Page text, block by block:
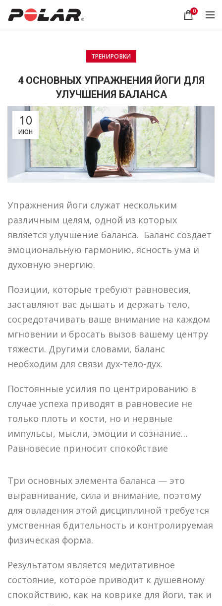
0
ТРЕНИРОВКИ
4 ОСНОВНЫХ УПРАЖНЕНИЯ ЙОГИ ДЛЯ
УЛУЧШЕНИЯ БАЛАНСА
10
ИЮН
Упражнения йоги служат нескольким
различным целям, одной из которых
является улучшение баланса. Баланс создает
эмоциональную гармонию, ясность ума и
духовную энергию.
Позиции, которые требуют равновесия,
заставляют вас дышать и держать тело,
сосредотачивать ваше внимание на каждом
мгновении и бросать вызов вашему центру
тяжести. Другими словами, баланс
необходим для связи дух-тело-дух.
Постоянные усилия по центрированию в
случае успеха приводят в равновесие не
только плоть и кости, но и нервные
импульсы, мысли, эмоции и сознание…
Равновесие приносит спокойствие
Три основных элемента баланса — это
выравнивание, сила и внимание, поэтому
для овладения этой дисциплиной требуется
умственная бдительность и контролируемая
физическая форма.
Результатом является медитативное
состояние, которое приводит к душевному
спокойствию, как на коврике для йоги, так и